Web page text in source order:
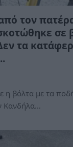
τον
σε
τα
η βόλτα με τα
Κανδήλα…